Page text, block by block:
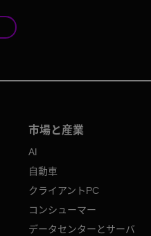
市場と産業
AI
自動車
クライアントPC
コンシューマー
データセンターとサーバ